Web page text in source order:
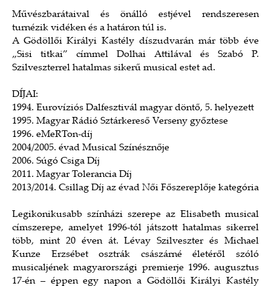
Művészbarátaival és önálló estjével rendszeresen
turnézik vidéken és a határon túl is.
A Gödöllői Királyi Kastély díszudvarán már több éve
„Sisi titkai” címmel Dolhai Attilával és Szabó P.
Szilveszterrel hatalmas sikerű musical estet ad.
DÍJAI:
1994. Eurovíziós Dalfesztivál magyar döntő, 5. helyezett
1995. Magyar Rádió Sztárkereső Verseny győztese
1996. eMeRTon-díj
2004/2005. évad Musical Színésznője
2006. Súgó Csiga Díj
2011. Magyar Tolerancia Díj
2013/2014. Csillag Díj az évad Női Főszereplője kategória
Legikonikusabb színházi szerepe az Elisabeth musical
címszerepe, amelyet 1996-tól játszott hatalmas sikerrel
több, mint 20 éven át. Lévay Szilveszter és Michael
Kunze Erzsébet osztrák császárné életéről szóló
musicaljének magyarországi premierje 1996. augusztus
17-én – éppen egy napon a Gödöllői Királyi Kastély